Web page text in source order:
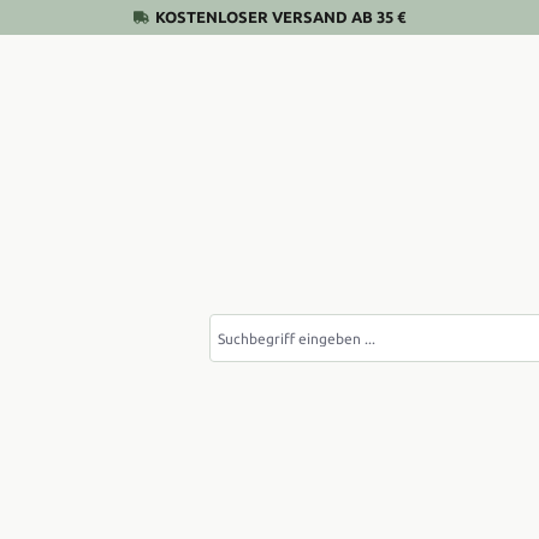
KOSTENLOSER VERSAND AB 35 €